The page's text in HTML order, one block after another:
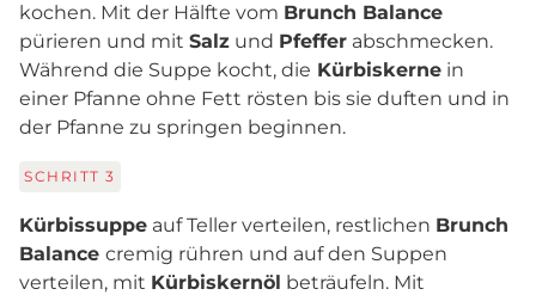
kochen. Mit der Hälfte vom Brunch Balance
pürieren und mit Salz und Pfeffer abschmecken.
Während die Suppe kocht, die Kürbiskerne in
einer Pfanne ohne Fett rösten bis sie duften und in
der Pfanne zu springen beginnen.
SCHRITT 3
Kürbissuppe auf Teller verteilen, restlichen Brunch
Balance cremig rühren und auf den Suppen
verteilen, mit Kürbiskernöl beträufeln. Mit